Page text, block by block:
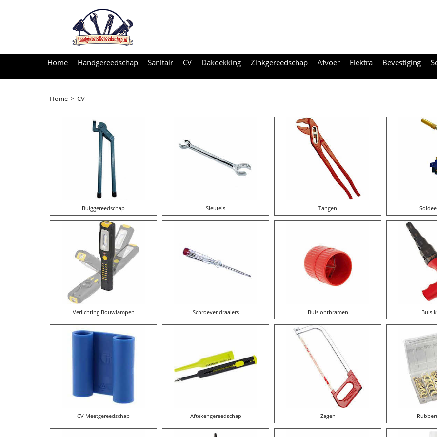
Home Handgereedschap Sanitair CV Dakdekking Zinkgereedschap Afvoer Elektra Bevestiging
Home > CV
Buiggereedschap Sleutels Tangen
Verlichting Bouwlampen Schroevendraaiers Buis ontbramen Buis
CV Meetgereedschap Aftekengereedschap Zagen